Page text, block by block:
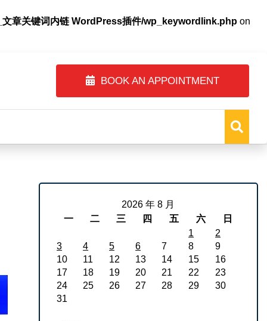
章关键词内链 WordPress插件/wp_keywordlink.php on
on line1247
BOOK AN APPOINTMENT
2026 年 8 月
一
二 三 四 五 六
日
1
2
3
4 5 6 7 8
9
10
11 12 13 14 15
16
17
18 19 20 21 22
23
24
25 26 27 28 29
30
31